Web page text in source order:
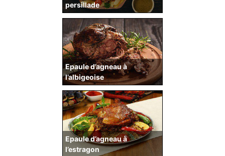
Epaule d’agneau à
l’albigeoise
Epaule d’agneau à
l’estragon
persillade